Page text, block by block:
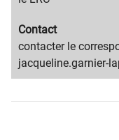
Migration
content
title
Contact
Migration
content
text
contacter le
jacqueline.garnier-